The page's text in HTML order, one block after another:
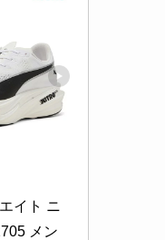
イト ニ
メン